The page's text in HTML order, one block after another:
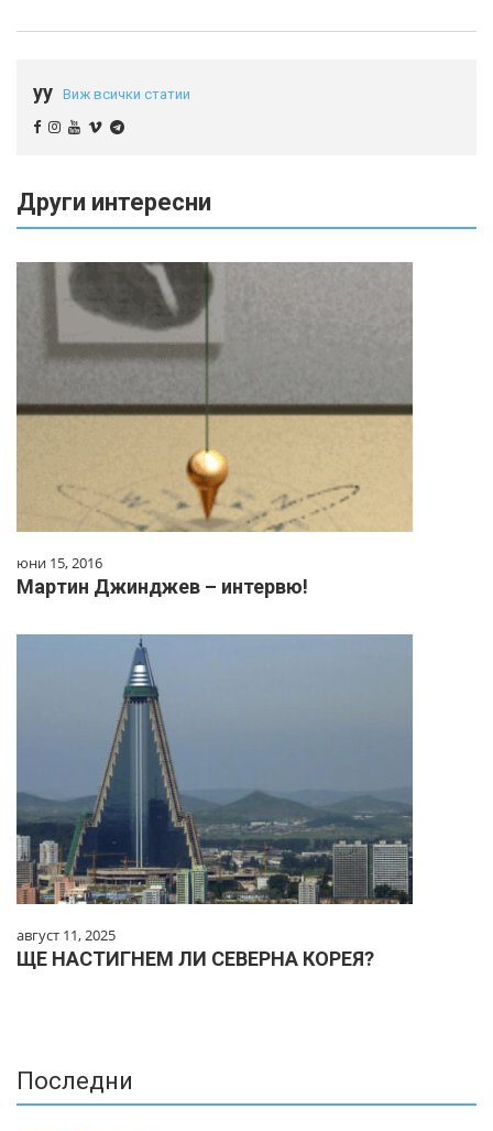
yy Виж всички статии
Други интересни
юни 15, 2016
Мартин Джинджев – интервю!
август 11, 2025
ЩЕ НАСТИГНЕМ ЛИ СЕВЕРНА КОРЕЯ?
Последни